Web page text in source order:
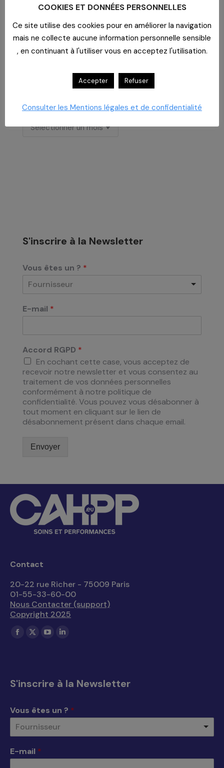
29 juillet 2026
Formation aux risques psychosociaux
Archives
S'inscrire à la Newsletter
Vous êtes un ? *
Fournisseur
E-mail *
Accord RGPD *
En cochant cette case, vous acceptez de
recevoir notre newsletter et vous consentez au
traitement de vos données personnelles
conformément à notre politique de
confidentialité. Vous pouvez vous désabonner à
tout moment en cliquant sur le lien de
désabonnement présent dans chaque email.
Envoyer
Contact
20-22 rue Richer - 75009 Paris
01-55-33-60-00
Nous Contacter (support)
Copyright 2025
Trouvez nous sur :
La
dans
nouvelle
fenêtre
La
dans
nouvelle
fenêtre
La
dans
nouvelle
fenêtre
La
dans
nouvelle
S'inscrire à la Newsletter
Vous êtes un ? *
Fournisseur
E-mail *
COOKIES ET DONNÉES PERSONNELLES
Ce site utilise des cookies pour en améliorer la navigation
mais ne collecte aucune information personnelle sensible
, en continuant à l'utiliser vous en acceptez l'utilisation.
Accepter Refuser
Consulter les Mentions légales et de confidentialité